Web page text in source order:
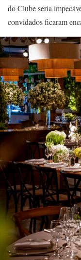
do Clube seria
convidados ficaram